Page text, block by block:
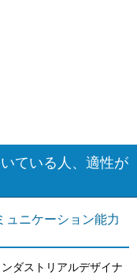
ている人、適性が
ュニケーション能力
ダストリアルデザイナ